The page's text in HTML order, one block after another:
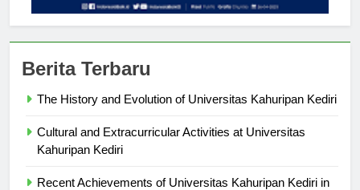
Berita Terbaru
The History and Evolution of Universitas Kahuripan Kediri
Cultural and Extracurricular Activities at Universitas
Kahuripan Kediri
Recent Achievements of Universitas Kahuripan Kediri in